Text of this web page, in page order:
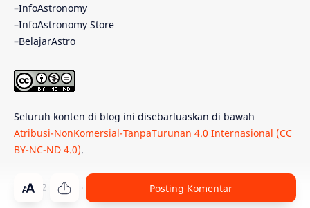
Posting Komentar
Kerdil Putih LAPAN
Olimpiade Sains Nasional
Bumi Super GBT18 Hilal
Katai Cokelat
Observatorium Perseid SpaceX
InfoAstronomy
InfoAstronomy Store
BelajarAstro
Seluruh konten di blog ini disebarluaskan di bawah
Atribusi-NonKomersial-TanpaTurunan 4.0 Internasional (CC
BY-NC-ND 4.0).
© 2012 - 2026 ‧ PT Belajar Astronomi Indonesia